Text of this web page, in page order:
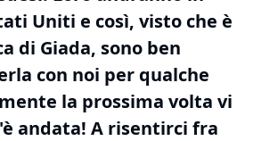
Uniti e così, visto che è
di Giada, sono ben
con noi per qualche
la prossima volta vi
andata! A risentirci fra